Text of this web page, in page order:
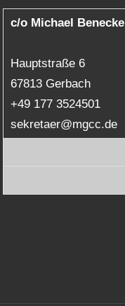
c/o Michael Benecke
Hauptstraße 6
67813 Gerbach
+49 177 3524501
sekretaer@mgcc.de